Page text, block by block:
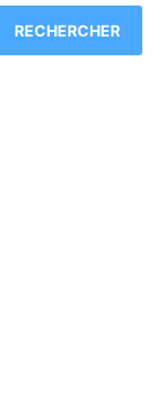
RECHERCHER